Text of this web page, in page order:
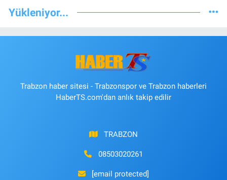
Yükleniyor...
Trabzon haber sitesi - Trabzonspor ve Trabzon haberleri
HaberTS.com'dan anlık takip edilir
TRABZON
08503020261
[email protected]